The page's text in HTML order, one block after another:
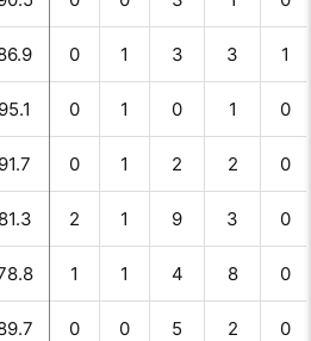
0 1 3 3 1
95.1 0 1 0 1 0
91.7 0 1 2 2 0
81.3 2 1 9 3 0
1 1 4 8 0
0 0 5 2 0